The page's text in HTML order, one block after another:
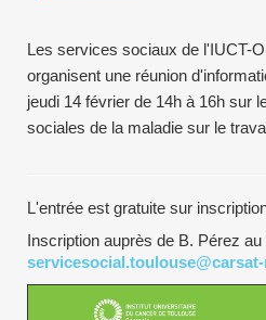
Les services sociaux de l'IUCT-
organisent une réunion
jeudi 14 février de 14h à 16h sur
sociales de la maladie sur le
L'entrée est gratuite sur
Inscription auprès de B. Pérez